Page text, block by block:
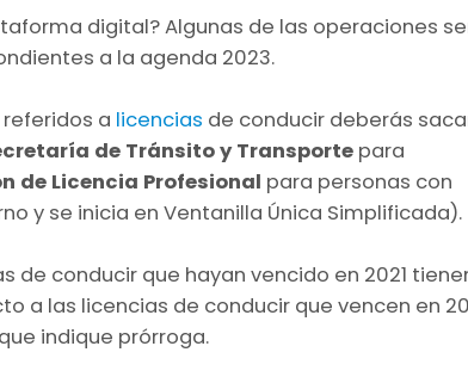
digital? Algunas de las operaciones
a la agenda 2023.
a licencias de conducir deberás
de Tránsito y Transporte para
de Licencia Profesional para personas con
y se inicia en Ventanilla Única Simplificada).
de conducir que hayan vencido en 2021
a las licencias de conducir que vencen en
indique prórroga.